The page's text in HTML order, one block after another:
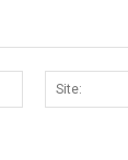
mail:*